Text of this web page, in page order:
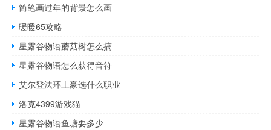
简笔画过年的背景怎么画
暖暖65攻略
星露谷物语蘑菇树怎么搞
星露谷物语怎么获得音符
艾尔登法环土豪选什么职业
洛克4399游戏猫
星露谷物语鱼塘要多少